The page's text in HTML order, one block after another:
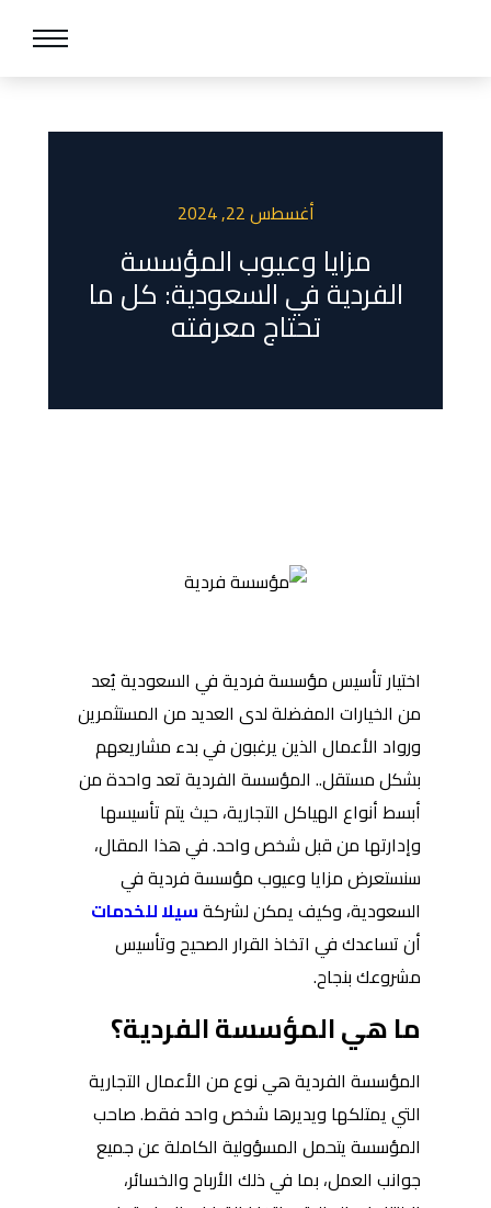
أغسطس 22, 2024
مزايا وعيوب المؤسسة
الفردية في السعودية: كل ما
تحتاج معرفته
اختيار تأسيس مؤسسة فردية في السعودية يُعد
من الخيارات المفضلة لدى العديد من المستثمرين
ورواد الأعمال الذين يرغبون في بدء مشاريعهم
بشكل مستقل.. المؤسسة الفردية تعد واحدة من
أبسط أنواع الهياكل التجارية، حيث يتم تأسيسها
وإدارتها من قبل شخص واحد. في هذا المقال،
سنستعرض مزايا وعيوب مؤسسة فردية في
السعودية، وكيف يمكن لشركةسيلا للخدمات
أن تساعدك في اتخاذ القرار الصحيح وتأسيس
مشروعك بنجاح.
ما هي المؤسسة الفردية؟
المؤسسة الفردية هي نوع من الأعمال التجارية
التي يمتلكها ويديرها شخص واحد فقط. صاحب
المؤسسة يتحمل المسؤولية الكاملة عن جميع
جوانب العمل، بما في ذلك الأرباح والخسائر،